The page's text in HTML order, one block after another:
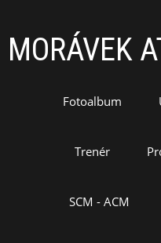
MORÁVEK
Fotoalbum
Trenér
SCM - ACM